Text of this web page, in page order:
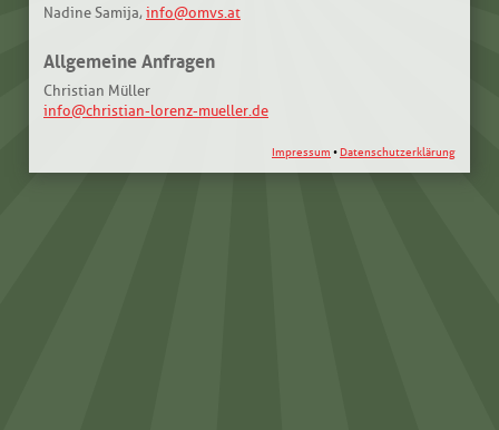
Nadine Samija, info@omvs.at
Allgemeine Anfragen
Christian Müller
info@christian-lorenz-mueller.de
Impressum • Datenschutzerklärung